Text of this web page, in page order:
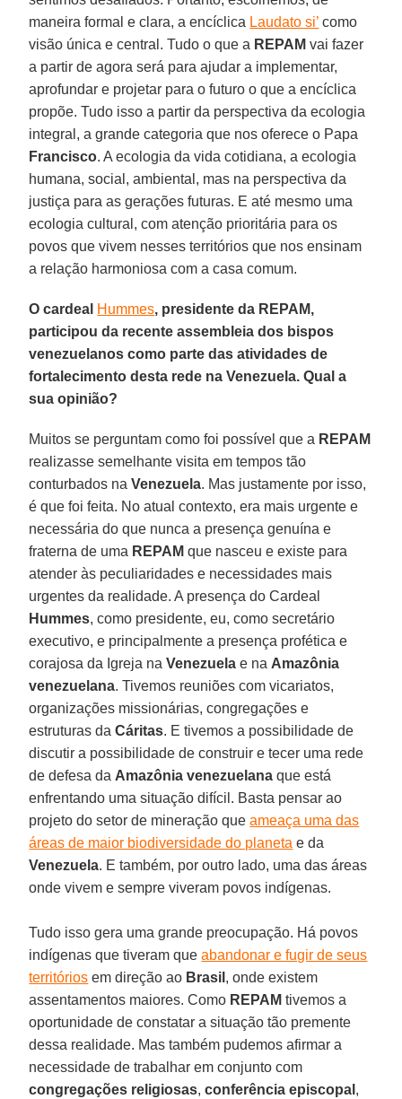
maneira formal e clara, a encíclica Laudato si’ como
visão única e central. Tudo o que a REPAM vai fazer
a partir de agora será para ajudar a implementar,
aprofundar e projetar para o futuro o que a encíclica
propõe. Tudo isso a partir da perspectiva da ecologia
integral, a grande categoria que nos oferece o Papa
Francisco. A ecologia da vida cotidiana, a ecologia
humana, social, ambiental, mas na perspectiva da
justiça para as gerações futuras. E até mesmo uma
ecologia cultural, com atenção prioritária para os
povos que vivem nesses territórios que nos ensinam
a relação harmoniosa com a casa comum.
O cardeal Hummes, presidente da REPAM,
participou da recente assembleia dos bispos
venezuelanos como parte das atividades de
fortalecimento desta rede na Venezuela. Qual a
sua opinião?
Muitos se perguntam como foi possível que a REPAM
realizasse semelhante visita em tempos tão
conturbados naVenezuela. Mas justamente por isso,
é que foi feita. No atual contexto, era mais urgente e
necessária do que nunca a presença genuína e
fraterna de uma REPAM que nasceu e existe para
atender às peculiaridades e necessidades mais
urgentes da realidade. A presença do Cardeal
Hummes, como presidente, eu, como secretário
executivo, e principalmente a presença profética e
corajosa da Igreja naVenezuela e na Amazônia
venezuelana. Tivemos reuniões com vicariatos,
organizações missionárias, congregações e
estruturas daCáritas. E tivemos a possibilidade de
discutir a possibilidade de construir e tecer uma rede
de defesa da Amazônia venezuelana que está
enfrentando uma situação difícil. Basta pensar ao
projeto do setor de mineração queameaça uma das
áreas de maior biodiversidade do planeta e da
Venezuela. E também, por outro lado, uma das áreas
onde vivem e sempre viveram povos indígenas.
Tudo isso gera uma grande preocupação. Há povos
indígenas que tiveram queabandonar e fugir de seus
territórios em direção ao Brasil , onde existem
assentamentos maiores. Como REPAM tivemos a
oportunidade de constatar a situação tão premente
dessa realidade. Mas também pudemos afirmar a
necessidade de trabalhar em conjunto com
congregações religiosas,conferência episcopal ,